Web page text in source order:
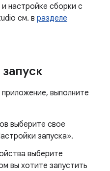
настройке сборки с
см. в разделе
выполните
выберите свое
запуска».
выберите
вы хотите запустить